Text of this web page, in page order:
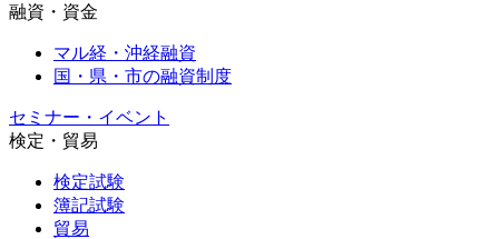
融資・資金
マル経・沖経融資
国・県・市の融資制度
セミナー・イベント
検定・貿易
検定試験
簿記試験
貿易